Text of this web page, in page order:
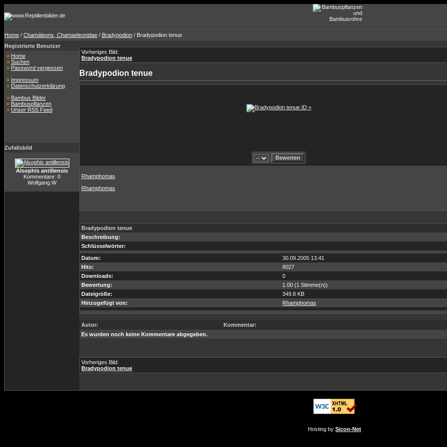
Home / Chamäleons, Chamaeleonidae / Bradypodion / Bradypodion tenue
Registrierte Benutzer
» Home
» Suchen
» Password vergessen
» Impressum
» Datenschutzerklärung
» Bambus Bilder
» Bambuspflanzen
» Unser RSS Feed
Zufallsbild
Alsophis antillensis
Kommentare: 0
Wolfgang.W
Vorheriges Bild:
Bradypodion tenue
Bradypodion tenue
Rhamphomas
Rhamphomas
Bradypodion tenue
Beschreibung:
Schlüsselwörter:
Datum:
30.09.2005 13:41
Hits:
8027
Downloads:
0
Bewertung:
1.00 (1 Stimme(n))
Dateigröße:
349.8 KB
Hinzugefügt von:
Rhamphomas
Autor:
Kommentar:
Es wurden noch keine Kommentare abgegeben.
Vorheriges Bild:
Bradypodion tenue
Hosting by Sicon-Net